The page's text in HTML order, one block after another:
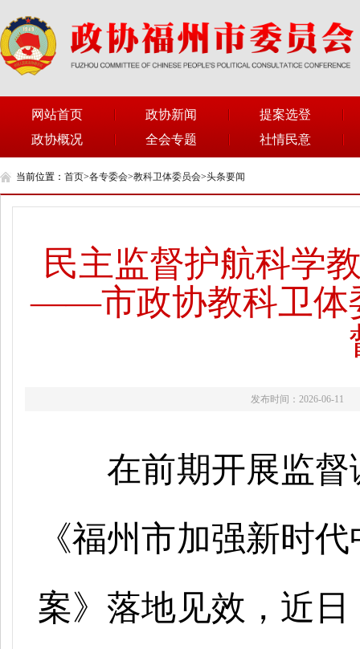
网站首页 政协新闻
提案选登
政协概况
全会专题 社情民意
当前位置： 首页>各专委会>教科卫体委员会>头条要闻
民主监督护航科学
——市政协教科卫体
发布时间：2026-06-11
在前期开展监
《福州市加强新时
案》落地见效，近